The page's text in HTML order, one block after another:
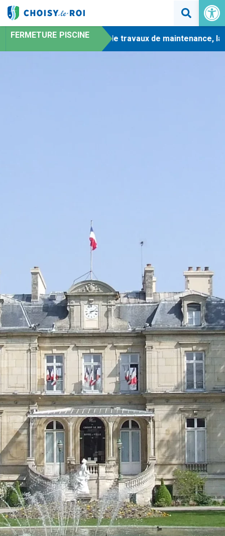
Ouvrir
FERMETURE PISCINE
-En raison de travaux de maintenance, la